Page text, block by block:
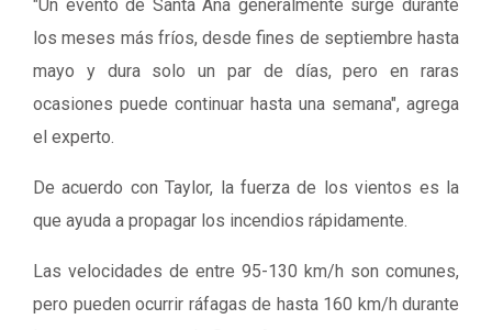
"Un evento de Santa Ana generalmente surge durante
los meses más fríos, desde fines de septiembre hasta
mayo y dura solo un par de días, pero en raras
ocasiones puede continuar hasta una semana", agrega
el experto.
De acuerdo con Taylor, la fuerza de los vientos es la
que ayuda a propagar los incendios rápidamente.
Las velocidades de entre 95-130 km/h son comunes,
pero pueden ocurrir ráfagas de hasta 160 km/h durante